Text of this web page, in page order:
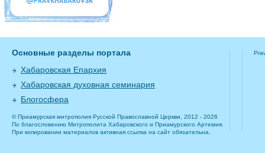
Основные разделы портала
Хабаровская Епархия
Хабаровская духовная семинария
Блогосфера
© Приамурская митрополия Русской Православной Церкви, 2012 - 2026
По благословению Митрополита Хабаровского и Приамурского Артемия.
При копировании материалов активная ссылка на сайт обязательна.